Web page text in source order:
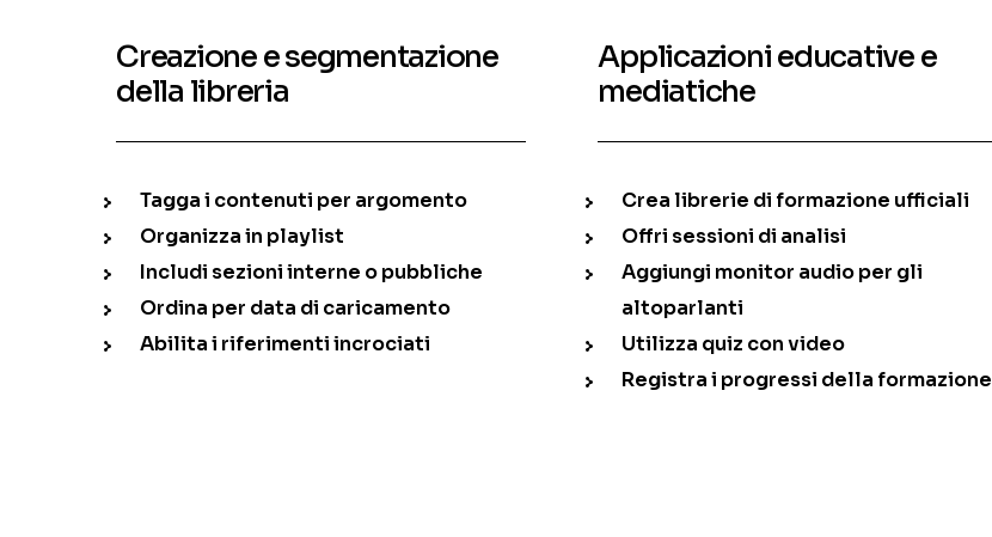
Creazione e segmentazione
della libreria
Tagga i contenuti per argomento
Organizza in playlist
Includi sezioni interne o pubbliche
Ordina per data di caricamento
Abilita i riferimenti incrociati
Applicazioni educative e
mediatiche
Crea librerie di formazione ufficiali
Offri sessioni di analisi
Aggiungi monitor audio per gli
altoparlanti
Utilizza quiz con video
Registra i progressi della formazione